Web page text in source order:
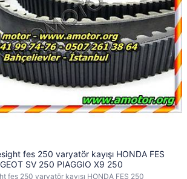
fes 250 varyatör kayışı HONDA FES
SV 250 PIAGGIO X9 250
fes 250 varyatör kayışı HONDA FES 250